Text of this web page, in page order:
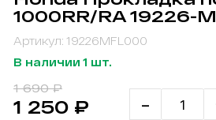
1000RR/RA 19226-
Артикул: 19226MFL000
В наличии 1 шт.
1 690 ₽
1 250 ₽ -